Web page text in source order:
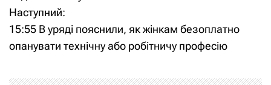
в
і
Наступний:
15:55 В уряді пояснили, як жінкам безоплатно
опанувати технічну або робітничу професію